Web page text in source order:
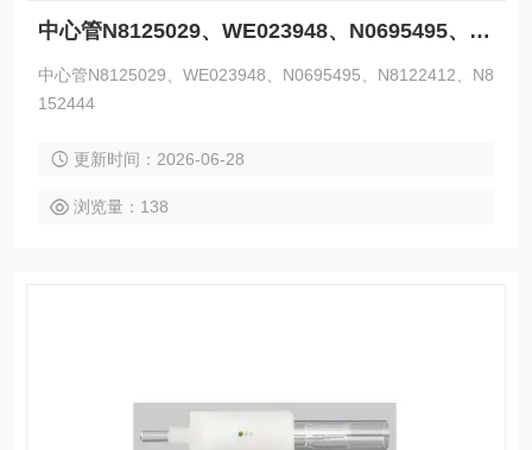
中心管N8125029、WE023948、N0695495、N8122412、N8152444
中心管N8125029、WE023948、N0695495、N8122412、N8
152444
更新时间：2026-06-28
浏览量：138